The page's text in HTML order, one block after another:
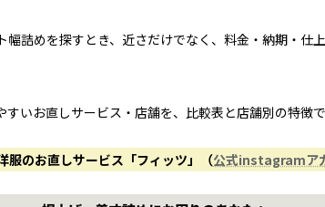
詰めを探すとき、近さだけでなく、料金・納期・仕
いお直しサービス・店舗を、比較表と店舗別の特徴で
服のお直しサービス「フィッツ」（公式instagramア